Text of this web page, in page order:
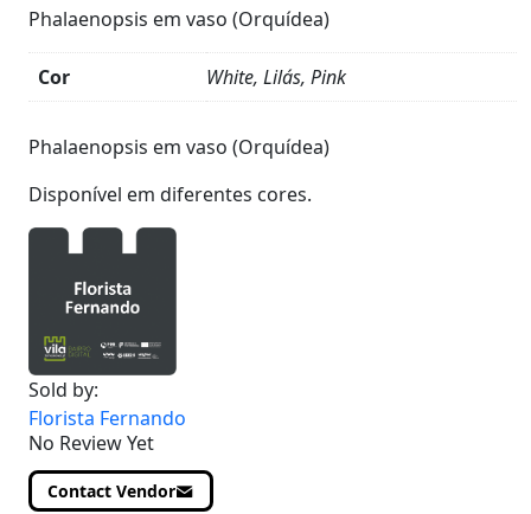
Phalaenopsis em vaso (Orquídea)
Cor
White, Lilás, Pink
Details
Phalaenopsis em vaso (Orquídea)
Disponível em diferentes cores.
Sold by:
Florista Fernando
No Review Yet
Contact Vendor